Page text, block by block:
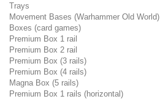
Trays
Movement Bases (Warhammer Old World)
Boxes (card games)
Premium Box 1 rail
Premium Box 2 rail
Premium Box (3 rails)
Premium Box (4 rails)
Magna Box (5 rails)
Premium Box 1 rails (horizontal)